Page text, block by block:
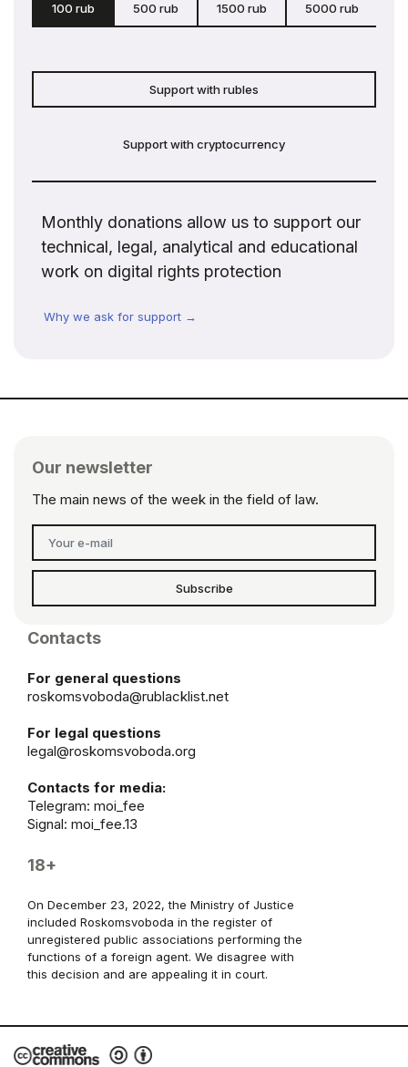
100 rub 500 rub 1500 rub 5000 rub
Support with rubles
Support with cryptocurrency
Monthly donations allow us to support our
technical, legal, analytical and educational
work on digital rights protection
Why we ask for support →
Our newsletter
The main news of the week in the field of law.
Subscribe
Contacts
For general questions
roskomsvoboda@rublacklist.net
For legal questions
legal@roskomsvoboda.org
Contacts for media:
Telegram: moi_fee
Signal: moi_fee.13
18+
On December 23, 2022, the Ministry of Justice
included Roskomsvoboda in the register of
unregistered public associations performing the
functions of a foreign agent. We disagree with
this decision and are appealing it in court.